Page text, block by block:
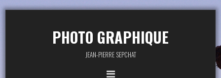
PHOTO GRAPHIQUE
JEAN-PIERRE SEPCHAT